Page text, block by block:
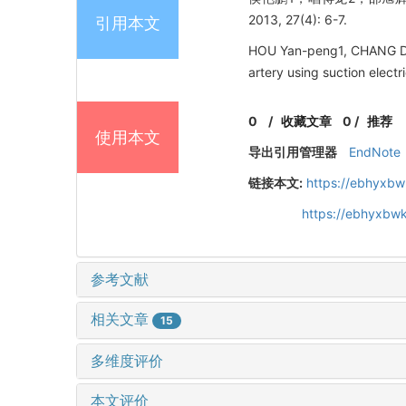
引用本文
2013, 27(4): 6-7.
HOU Yan-peng1, CHANG
artery using suction
使用本文
0 /收藏文章 0 / 推荐
导出引用管理器
EndNote
链接本文: https://
https://
参考文献
相关文章 15
多维度评价
本文评价